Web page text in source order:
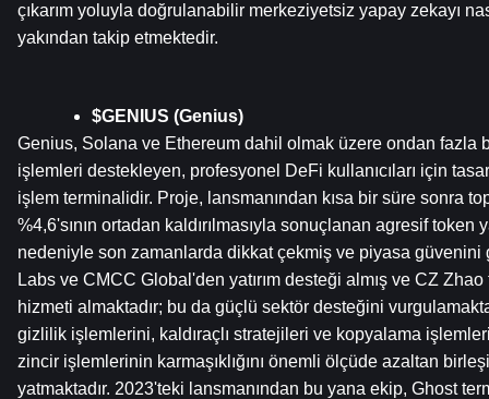
çıkarım yoluyla doğrulanabilir merkeziyetsiz yapay zekayı
yakından takip etmektedir.
$GENIUS (Genius)
Genius, Solana ve Ethereum dahil olmak üzere ondan fazla
işlemleri destekleyen, profesyonel DeFi kullanıcıları için
işlem terminalidir. Proje, lansmanından kısa bir süre sonra
%4,6'sının ortadan kaldırılmasıyla sonuçlanan agresif token
nedeniyle son zamanlarda dikkat çekmiş ve piyasa güvenini
Labs ve CMCC Global'den yatırım desteği almış ve CZ Zhao
hizmeti almaktadır; bu da güçlü sektör desteğini
gizlilik işlemlerini, kaldıraçlı stratejileri ve kopyalama
zincir işlemlerinin karmaşıklığını önemli ölçüde azaltan
yatmaktadır. 2023'teki lansmanından bu yana ekip, Ghost